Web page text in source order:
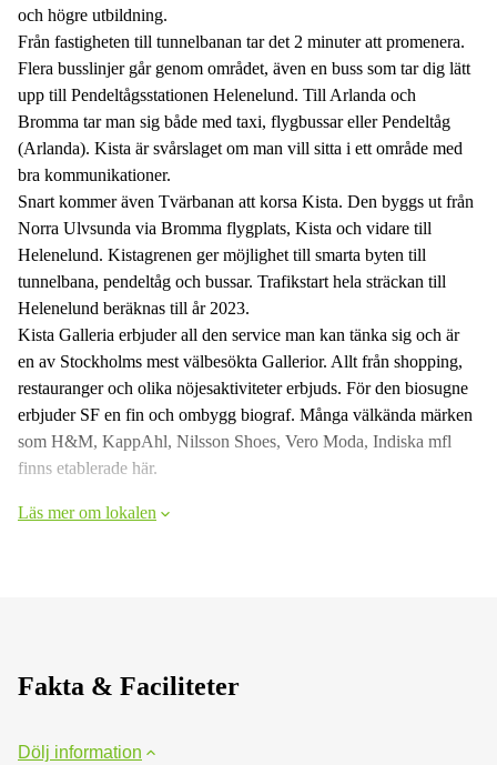
och högre utbildning.
Från fastigheten till tunnelbanan tar det 2 minuter att promenera.
Flera busslinjer går genom området, även en buss som tar dig lätt
upp till Pendeltågsstationen Helenelund. Till Arlanda och
Bromma tar man sig både med taxi, flygbussar eller Pendeltåg
(Arlanda). Kista är svårslaget om man vill sitta i ett område med
bra kommunikationer.
Snart kommer även Tvärbanan att korsa Kista. Den byggs ut från
Norra Ulvsunda via Bromma flygplats, Kista och vidare till
Helenelund. Kistagrenen ger möjlighet till smarta byten till
tunnelbana, pendeltåg och bussar. Trafikstart hela sträckan till
Helenelund beräknas till år 2023.
Kista Galleria erbjuder all den service man kan tänka sig och är
en av Stockholms mest välbesökta Gallerior. Allt från shopping,
restauranger och olika nöjesaktiviteter erbjuds. För den biosugne
erbjuder SF en fin och ombygg biograf. Många välkända märken
som H&M, KappAhl, Nilsson Shoes, Vero Moda, Indiska mfl
finns etablerade här.
Läs mer om lokalen
Fakta & Faciliteter
Dölj information